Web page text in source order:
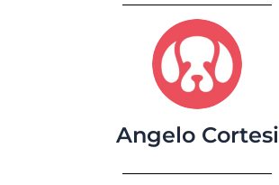
Angelo Cortesi